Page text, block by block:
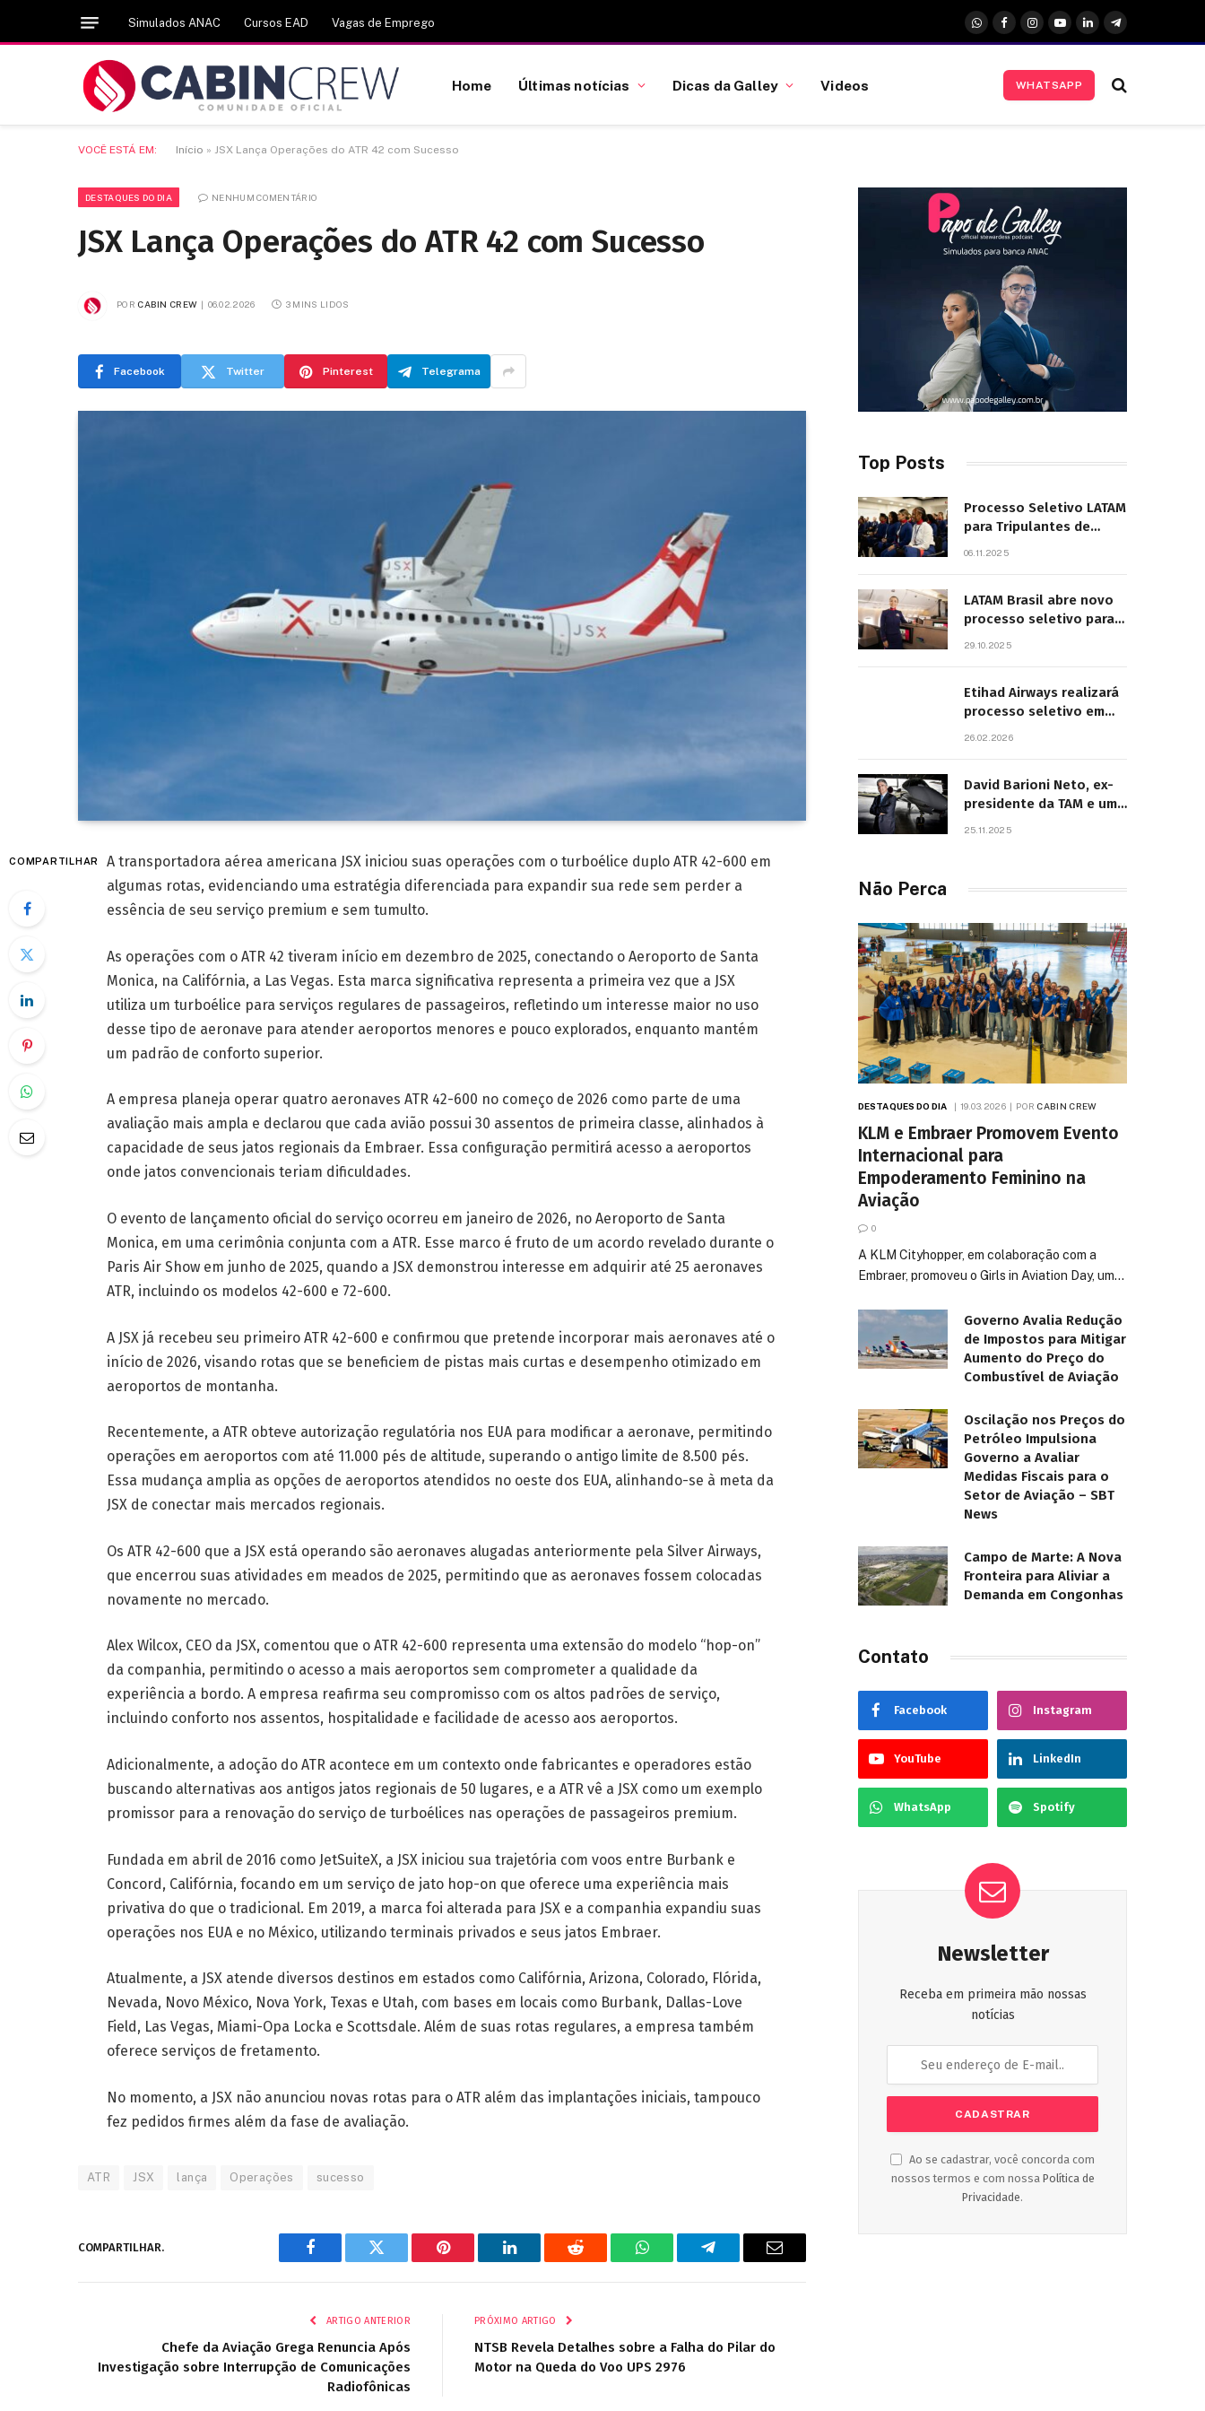
Simulados ANAC Cursos EAD Vagas de Emprego
WhatsApp
FacebookInstagram
YouTubeLinkedInTelegrama
Home Últimas notícias Dicas da Galley Videos WHATSAPP
VOCÊ ESTÁ EM: Início » JSX Lança Operações do ATR 42 com Sucesso
DESTAQUES DO DIA NENHUM COMENTÁRIO
JSX Lança Operações do ATR 42 com Sucesso
POR CABIN CREW 06.02.2026 3 MINS LIDOS
Facebook Twitter Pinterest Telegrama
COMPARTILHAR
A transportadora aérea americana JSX iniciou suas operações com o turboélice duplo ATR 42-600 em
algumas rotas, evidenciando uma estratégia diferenciada para expandir sua rede sem perder a
essência de seu serviço premium e sem tumulto.
As operações com o ATR 42 tiveram início em dezembro de 2025, conectando o Aeroporto de Santa
Monica, na Califórnia, a Las Vegas. Esta marca significativa representa a primeira vez que a JSX
utiliza um turboélice para serviços regulares de passageiros, refletindo um interesse maior no uso
desse tipo de aeronave para atender aeroportos menores e pouco explorados, enquanto mantém
um padrão de conforto superior.
A empresa planeja operar quatro aeronaves ATR 42-600 no começo de 2026 como parte de uma
avaliação mais ampla e declarou que cada avião possui 30 assentos de primeira classe, alinhados à
capacidade de seus jatos regionais da Embraer. Essa configuração permitirá acesso a aeroportos
onde jatos convencionais teriam dificuldades.
O evento de lançamento oficial do serviço ocorreu em janeiro de 2026, no Aeroporto de Santa
Monica, em uma cerimônia conjunta com a ATR. Esse marco é fruto de um acordo revelado durante o
Paris Air Show em junho de 2025, quando a JSX demonstrou interesse em adquirir até 25 aeronaves
ATR, incluindo os modelos 42-600 e 72-600.
A JSX já recebeu seu primeiro ATR 42-600 e confirmou que pretende incorporar mais aeronaves até o
início de 2026, visando rotas que se beneficiem de pistas mais curtas e desempenho otimizado em
aeroportos de montanha.
Recentemente, a ATR obteve autorização regulatória nos EUA para modificar a aeronave, permitindo
operações em aeroportos com até 11.000 pés de altitude, superando o antigo limite de 8.500 pés.
Essa mudança amplia as opções de aeroportos atendidos no oeste dos EUA, alinhando-se à meta da
JSX de conectar mais mercados regionais.
Os ATR 42-600 que a JSX está operando são aeronaves alugadas anteriormente pela Silver Airways,
que encerrou suas atividades em meados de 2025, permitindo que as aeronaves fossem colocadas
novamente no mercado.
Alex Wilcox, CEO da JSX, comentou que o ATR 42-600 representa uma extensão do modelo “hop-on”
da companhia, permitindo o acesso a mais aeroportos sem comprometer a qualidade da
experiência a bordo. A empresa reafirma seu compromisso com os altos padrões de serviço,
incluindo conforto nos assentos, hospitalidade e facilidade de acesso aos aeroportos.
Adicionalmente, a adoção do ATR acontece em um contexto onde fabricantes e operadores estão
buscando alternativas aos antigos jatos regionais de 50 lugares, e a ATR vê a JSX como um exemplo
promissor para a renovação do serviço de turboélices nas operações de passageiros premium.
Fundada em abril de 2016 como JetSuiteX, a JSX iniciou sua trajetória com voos entre Burbank e
Concord, Califórnia, focando em um serviço de jato hop-on que oferece uma experiência mais
privativa do que o tradicional. Em 2019, a marca foi alterada para JSX e a companhia expandiu suas
operações nos EUA e no México, utilizando terminais privados e seus jatos Embraer.
Atualmente, a JSX atende diversos destinos em estados como Califórnia, Arizona, Colorado, Flórida,
Nevada, Novo México, Nova York, Texas e Utah, com bases em locais como Burbank, Dallas-Love
Field, Las Vegas, Miami-Opa Locka e Scottsdale. Além de suas rotas regulares, a empresa também
oferece serviços de fretamento.
No momento, a JSX não anunciou novas rotas para o ATR além das implantações iniciais, tampouco
fez pedidos firmes além da fase de avaliação.
ATR JSX lança Operações sucesso
COMPARTILHAR.
Facebook Twitter Pinterest LinkedIn Reddit WhatsAppTelegramaE-
ARTIGO ANTERIOR
Chefe da Aviação Grega Renuncia Após
Investigação sobre Interrupção de Comunicações
Radiofônicas
PRÓXIMO ARTIGO
NTSB Revela Detalhes sobre a Falha do Pilar do
Motor na Queda do Voo UPS 2976
Top Posts
Processo Seletivo LATAM
para Tripulantes de
06.11.2025
LATAM Brasil abre novo
processo seletivo para
29.10.2025
Etihad Airways realizará
processo seletivo em
26.02.2026
David Barioni Neto, ex-
presidente da TAM e um
25.11.2025
Não Perca
DESTAQUES DO DIA 19.03.2026 POR CABIN CREW
KLM e Embraer Promovem Evento
Internacional para
Empoderamento Feminino na
Aviação
0
A KLM Cityhopper, em colaboração com a
Embraer, promoveu o Girls in Aviation Day, um…
Governo Avalia Redução
de Impostos para Mitigar
Aumento do Preço do
Combustível de Aviação
Oscilação nos Preços do
Petróleo Impulsiona
Governo a Avaliar
Medidas Fiscais para o
Setor de Aviação – SBT
News
Campo de Marte: A Nova
Fronteira para Aliviar a
Demanda em Congonhas
Contato
Facebook Instagram
YouTube LinkedIn
WhatsApp Spotify
Newsletter
Receba em primeira mão nossas
notícias
Ao se cadastrar, você concorda com
nossos termos e com nossa Política de
Privacidade.